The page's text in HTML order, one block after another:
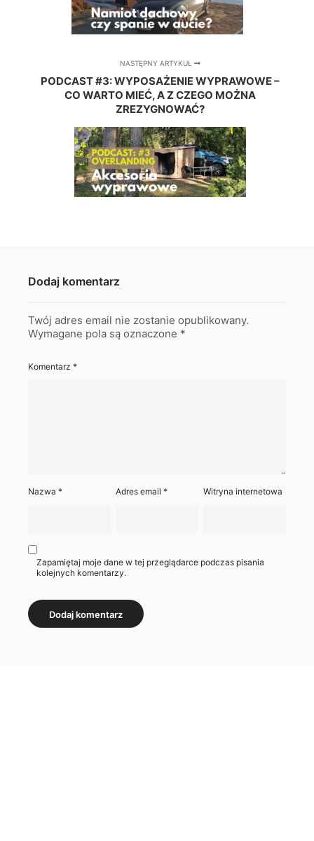
NASTĘPNY ARTYKUŁ
PODCAST #3: WYPOSAŻENIE WYPRAWOWE –
CO WARTO MIEĆ, A Z CZEGO MOŻNA
ZREZYGNOWAĆ?
Dodaj komentarz
Twój adres email nie zostanie opublikowany.
Wymagane pola są oznaczone *
Komentarz *
Nazwa * Adres email* Witryna internetowa
Zapamiętaj moje dane w tej przeglądarce podczas pisania
kolejnych komentarzy.